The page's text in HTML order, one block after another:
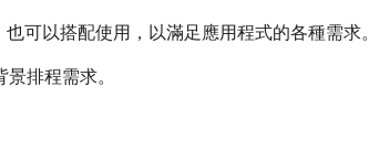
可以搭配使用，以滿足應用程式的各種需求。
排程需求。